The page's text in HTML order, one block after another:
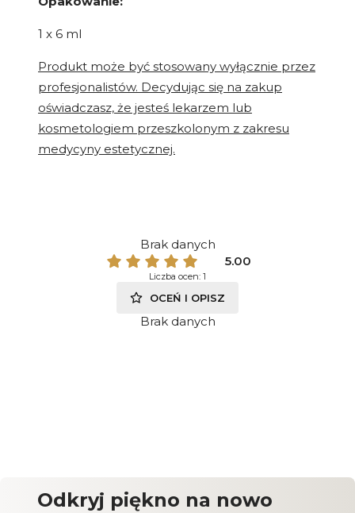
1 x 6 ml
Produkt może być stosowany wyłącznie przez
profesjonalistów. Decydując się na zakup
oświadczasz, że jesteś lekarzem lub
kosmetologiem przeszkolonym z zakresu
medycyny estetycznej.
Brak danych
5.00
Liczba ocen: 1
OCEŃ I OPISZ
Brak danych
Odkryj piękno na nowo